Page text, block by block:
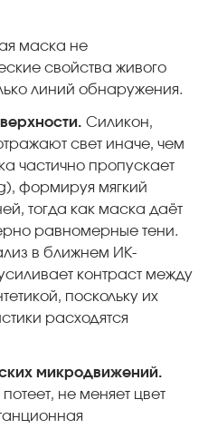
маска не
свойства живого
линий обнаружения.
Силикон,
свет иначе, чем
частично пропускает
формируя мягкий
тогда как маска даёт
равномерные тени.
в ближнем ИК-
контраст между
поскольку их
расходятся
микродвижений.
не меняет цвет